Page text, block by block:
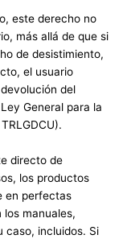
este derecho no
más allá de que si
de desistimiento,
el usuario
del
General para la
directo de
los productos
en perfectas
manuales,
caso, incluidos. Si